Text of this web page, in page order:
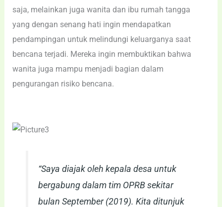
saja, melainkan juga wanita dan ibu rumah tangga
yang dengan senang hati ingin mendapatkan
pendampingan untuk melindungi keluarganya saat
bencana terjadi. Mereka ingin membuktikan bahwa
wanita juga mampu menjadi bagian dalam
pengurangan risiko bencana.
“Saya diajak oleh kepala desa untuk
bergabung dalam tim OPRB sekitar
bulan September (2019). Kita ditunjuk